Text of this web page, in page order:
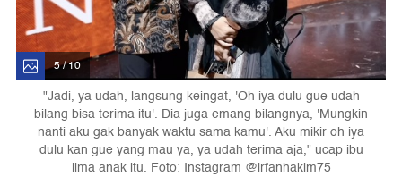
5 / 10
"Jadi, ya udah, langsung keingat, 'Oh iya dulu gue udah
bilang bisa terima itu'. Dia juga emang bilangnya, 'Mungkin
nanti aku gak banyak waktu sama kamu'. Aku mikir oh iya
dulu kan gue yang mau ya, ya udah terima aja," ucap ibu
lima anak itu. Foto: Instagram @irfanhakim75